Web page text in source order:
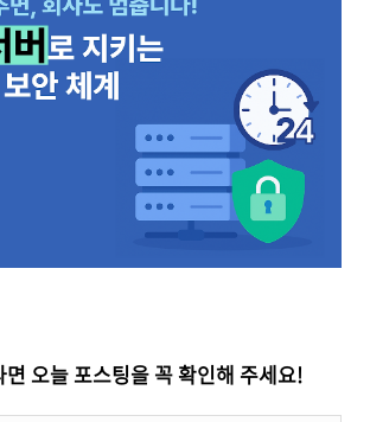
오늘 포스팅을 꼭 확인해 주세요!